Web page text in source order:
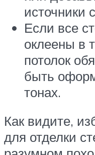
источники
Если все
оклеены в
потолок
быть
тонах.
Как видите,
для отделки